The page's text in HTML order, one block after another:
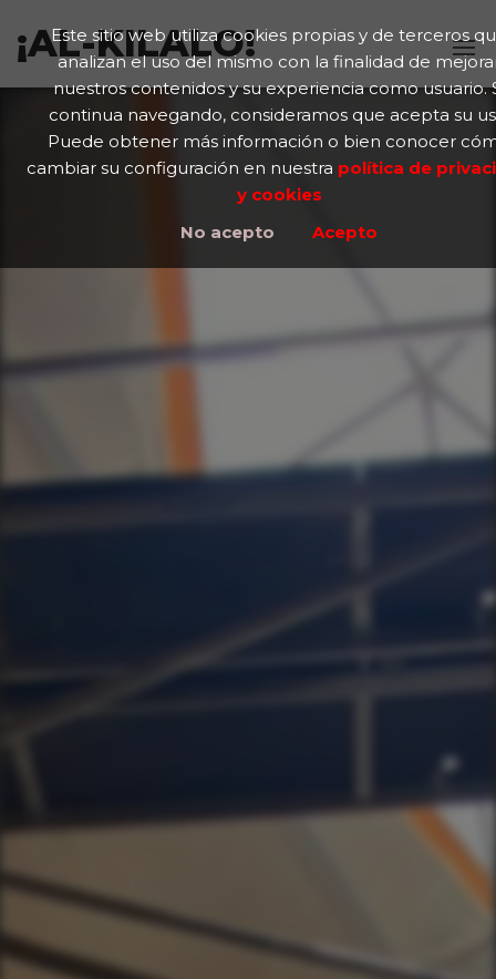
Este sitio web utiliza cookies propias y de terceros
analizan el uso del mismo con la finalidad de
nuestros contenidos y su experiencia como usuario.
continua navegando, consideramos que acepta su
Puede obtener más información o bien conocer
cambiar su configuración en nuestra política de
y cookies
No acepto
Acepto
¡AL-KILALO!